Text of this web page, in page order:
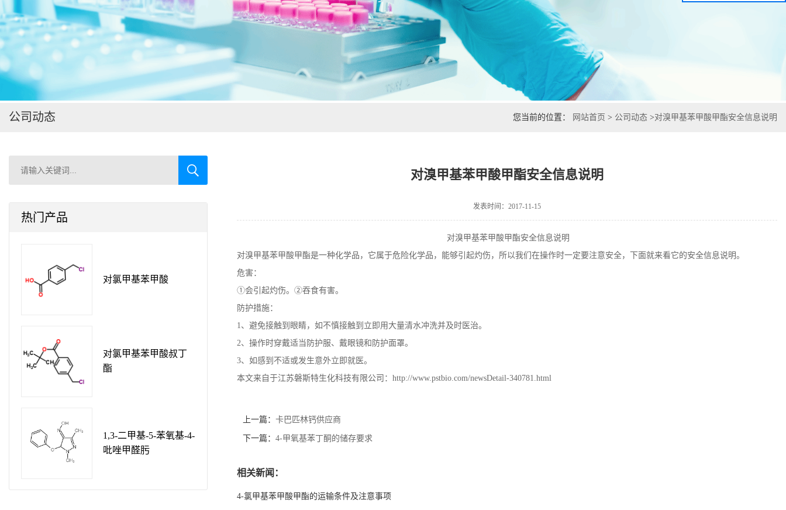
公司动态 您当前的位置： 网站首页 > 公司动态 >对溴甲基苯甲酸甲酯安全信息说明
热门产品
对氯甲基苯甲酸
对氯甲基苯甲酸叔丁
酯
1,3-二甲基-5-苯氧基-4-
吡唑甲醛肟
对溴甲基苯甲酸甲酯安全信息说明
发表时间：2017-11-15
对溴甲基苯甲酸甲酯安全信息说明
对溴甲基苯甲酸甲酯是一种化学品，它属于危险化学品，能够引起灼伤，所以我们在操作时一定要注意安全，下面就来看它的安全信息说明。
危害：
①会引起灼伤。②吞食有害。
防护措施：
1、避免接触到眼睛，如不慎接触到立即用大量清水冲洗并及时医治。
2、操作时穿戴适当防护服、戴眼镜和防护面罩。
3、如感到不适或发生意外立即就医。
本文来自于江苏磐斯特生化科技有限公司：http://www.pstbio.com/newsDetail-340781.html
上一篇： 卡巴匹林钙供应商
下一篇： 4-甲氧基苯丁酮的储存要求
相关新闻：
4-氯甲基苯甲酸甲酯的运输条件及注意事项